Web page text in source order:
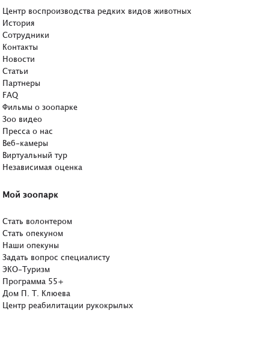
Центр воспроизводства редких видов животных
История
Сотрудники
Контакты
Новости
Статьи
Партнеры
FAQ
Фильмы о зоопарке
Зоо видео
Пресса о нас
Веб-камеры
Виртуальный тур
Независимая оценка
Мой зоопарк
Стать волонтером
Стать опекуном
Наши опекуны
Задать вопрос специалисту
ЭКО-Туризм
Программа 55+
Дом П. Т. Клюева
Центр реабилитации рукокрылых